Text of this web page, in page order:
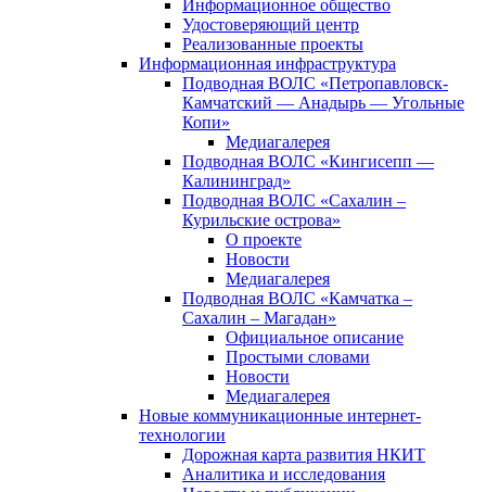
Информационное общество
Удостоверяющий центр
Реализованные проекты
Информационная инфраструктура
Подводная ВОЛС «Петропавловск-
Камчатский — Анадырь — Угольные
Копи»
Медиагалерея
Подводная ВОЛС «Кингисепп —
Калининград»
Подводная ВОЛС «Сахалин –
Курильские острова»
О проекте
Новости
Медиагалерея
Подводная ВОЛС «Камчатка –
Сахалин – Магадан»
Официальное описание
Простыми словами
Новости
Медиагалерея
Новые коммуникационные интернет-
технологии
Дорожная карта развития НКИТ
Аналитика и исследования